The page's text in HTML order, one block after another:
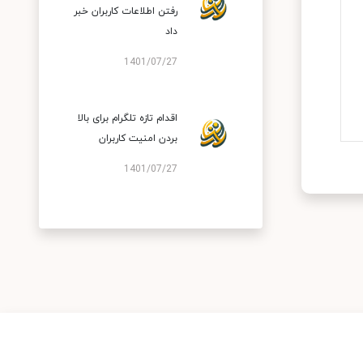
رفتن اطلاعات کاربران خبر
داد
1401/07/27
اقدام تازه تلگرام برای بالا
بردن امنیت کاربران
1401/07/27